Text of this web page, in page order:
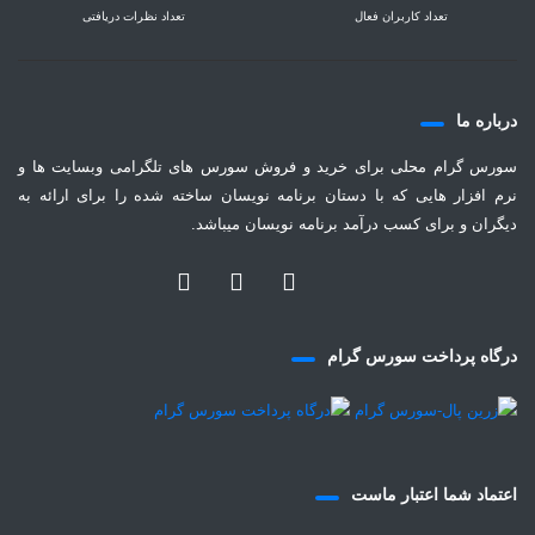
تعداد کاربران فعال تعداد نظرات دریافتی
درباره ما
سورس گرام محلی برای خرید و فروش سورس های تلگرامی وبسایت ها و
نرم افزار هایی که با دستان برنامه نویسان ساخته شده را برای ارائه به
دیگران و برای کسب درآمد برنامه نویسان میباشد.
درگاه پرداخت سورس گرام
اعتماد شما اعتبار ماست